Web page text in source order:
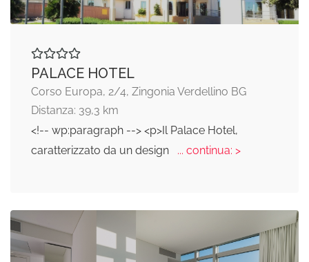
PALACE HOTEL
Corso Europa, 2/4, Zingonia Verdellino BG
Distanza: 39,3 km
<!-- wp:paragraph --> <p>Il Palace Hotel,
caratterizzato da un design
... continua: >